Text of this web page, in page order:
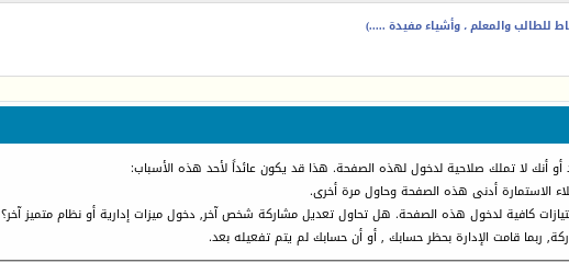
للطالب والمعلم ، وأشياء مفيدة .....)
أنك لا تملك صلاحية لدخول لهذه الصفحة. هذا قد يكون عائداً لأحد هذه الأسباب:
الاستمارة أدنى هذه الصفحة وحاول مرة أخرى.
كافية لدخول هذه الصفحة. هل تحاول تعديل مشاركة شخص آخر, دخول ميزات إدارية أو نظام متميز آخر؟
ربما قامت الإدارة بحظر حسابك , أو أن حسابك لم يتم تفعيله بعد.